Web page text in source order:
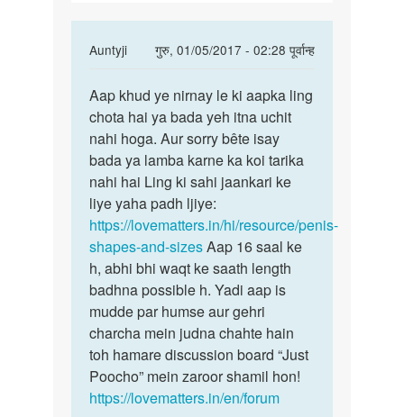
Auntyji
गुरु, 01/05/2017 - 02:28 पूर्वान्ह
In
to
Mai
16
saal
ka
ho
gaya
part
by
Sachin
Aap
khud
ye
nirnay
le
ki
Aap khud ye nirnay le ki aapka ling
chota hai ya bada yeh itna uchit
nahi hoga. Aur sorry bête isay
bada ya lamba karne ka koi tarika
nahi hai Ling ki sahi jaankari ke
liye yaha padh ljiye:
https://lovematters.in/hi/resource/penis-
shapes-and-sizesAap 16 saal ke
h, abhi bhi waqt ke saath length
badhna possible h. Yadi aap is
mudde par humse aur gehri
charcha mein judna chahte hain
toh hamare discussion board “Just
Poocho” mein zaroor shamil hon!
https://lovematters.in/en/forum